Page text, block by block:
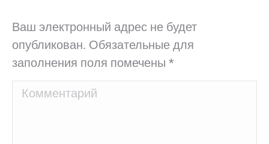
Ваш электронный адрес не будет
опубликован. Обязательные для
заполнения поля помечены *
Комментарий